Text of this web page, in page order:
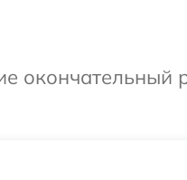
окончательный